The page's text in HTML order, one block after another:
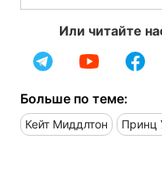
Или читайте
Больше по теме:
Кейт Миддлтон Принц